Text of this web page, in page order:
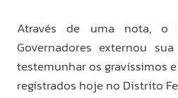
Através de uma nota, o
Governadores externou
testemunhar os gravíssimos
registrados hoje no Distrito